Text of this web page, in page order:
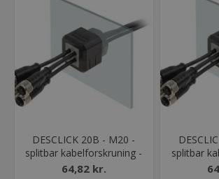
DESCLICK 20B - M20 -
splitbar kabelforskruning -
sort
64,82 kr.
splitbar